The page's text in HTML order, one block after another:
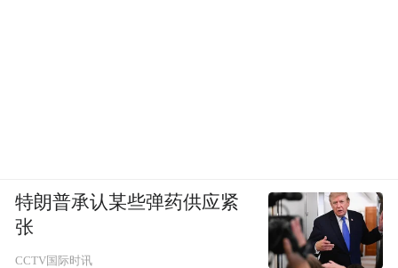
特朗普承认某些弹药供应紧
张
CCTV国际时讯